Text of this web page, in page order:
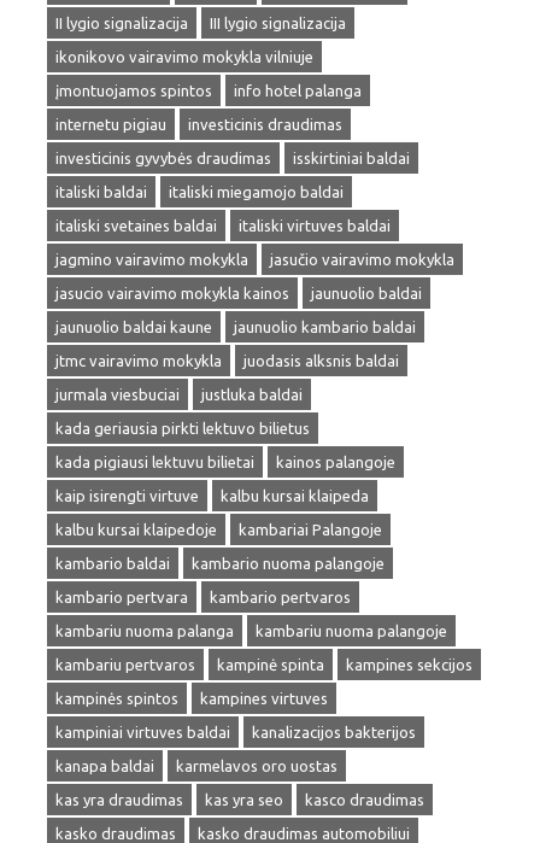
II lygio signalizacija
III lygio signalizacija
ikonikovo vairavimo mokykla vilniuje
įmontuojamos spintos
info hotel palanga
internetu pigiau
investicinis draudimas
investicinis gyvybės draudimas
isskirtiniai baldai
italiski baldai
italiski miegamojo baldai
italiski svetaines baldai
italiski virtuves baldai
jagmino vairavimo mokykla
jasučio vairavimo mokykla
jasucio vairavimo mokykla kainos
jaunuolio baldai
jaunuolio baldai kaune
jaunuolio kambario baldai
jtmc vairavimo mokykla
juodasis alksnis baldai
jurmala viesbuciai
justluka baldai
kada geriausia pirkti lektuvo bilietus
kada pigiausi lektuvu bilietai
kainos palangoje
kaip isirengti virtuve
kalbu kursai klaipeda
kalbu kursai klaipedoje
kambariai Palangoje
kambario baldai
kambario nuoma palangoje
kambario pertvara
kambario pertvaros
kambariu nuoma palanga
kambariu nuoma palangoje
kambariu pertvaros
kampinė spinta
kampines sekcijos
kampinės spintos
kampines virtuves
kampiniai virtuves baldai
kanalizacijos bakterijos
kanapa baldai
karmelavos oro uostas
kas yra draudimas
kas yra seo
kasco draudimas
kasko draudimas
kasko draudimas automobiliui